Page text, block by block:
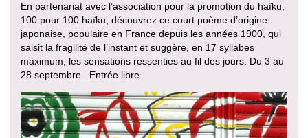
En partenariat avec l’association pour la promotion du haïku,
100 pour 100 haïku, découvrez ce court poème d’origine
japonaise, populaire en France depuis les années 1900, qui
saisit la fragilité de l’instant et suggère, en 17 syllabes
maximum, les sensations ressenties au fil des jours. Du 3 au
28 septembre . Entrée libre.